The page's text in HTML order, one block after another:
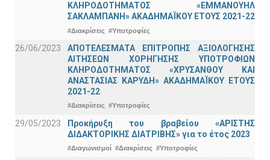
ΚΛΗΡΟΔΟΤΗΜΑΤΟΣ «ΕΜΜΑΝΟΥΗΛ
ΣΑΚΛΑΜΠΑΝΗ» ΑΚΑΔΗΜΑΪΚΟΥ ΕΤΟΥΣ 2021-22
#Διακρίσεις #Υποτροφίες
26/06/2023
ΑΠΟΤΕΛΕΣΜΑΤΑ ΕΠΙΤΡΟΠΗΣ ΑΞΙΟΛΟΓΗΣΗΣ
ΑΙΤΗΣΕΩΝ ΧΟΡΗΓΗΣΗΣ ΥΠΟΤΡΟΦΙΩΝ
ΚΛΗΡΟΔΟΤΗΜΑΤΟΣ «ΧΡΥΣΑΝΘΟΥ ΚΑΙ
ΑΝΑΣΤΑΣΙΑΣ ΚΑΡΥΔΗ» ΑΚΑΔΗΜΑΪΚΟΥ ΕΤΟΥΣ
2021-22
#Διακρίσεις #Υποτροφίες
29/05/2023
Προκήρυξη του βραβείου «ΑΡΙΣΤΗΣ
ΔΙΔΑΚΤΟΡΙΚΗΣ ΔΙΑΤΡΙΒΗΣ» για το έτος 2023
#Διαγωνισμοί #Διακρίσεις #Υποτροφίες